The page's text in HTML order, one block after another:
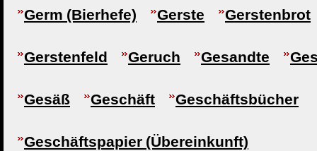
Germ (Bierhefe) Gerste Gerstenbrot
Gerstenfeld Geruch Gesandte
Gesäß Geschäft Geschäftsbücher
Geschäftspapier (Übereinkunft)